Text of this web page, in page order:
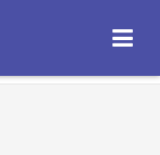
ОТКРЫТЬ